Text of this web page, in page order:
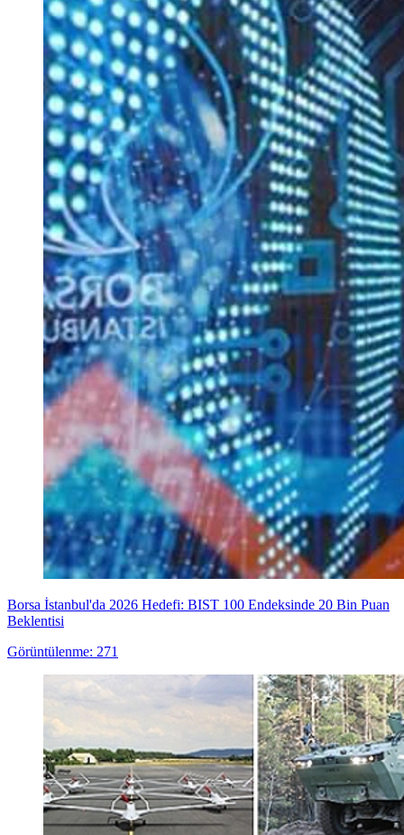
Borsa İstanbul'da 2026 Hedefi: BIST 100 Endeksinde 20 Bin Puan
Beklentisi
Görüntülenme: 271